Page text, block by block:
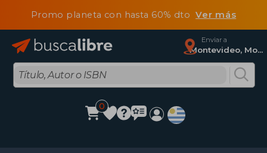
Promo planeta con hasta 60% dtoVer más
Enviar a
Montevideo, Montevideo
0